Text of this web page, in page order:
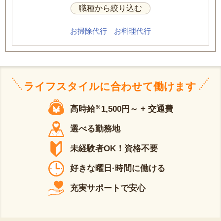
職種から絞り込む
お掃除代行 お料理代行
ライフスタイルに合わせて働けます
高時給※ 1,500円～ + 交通費
選べる勤務地
未経験者OK！資格不要
好きな曜日·時間に働ける
充実サポートで安心